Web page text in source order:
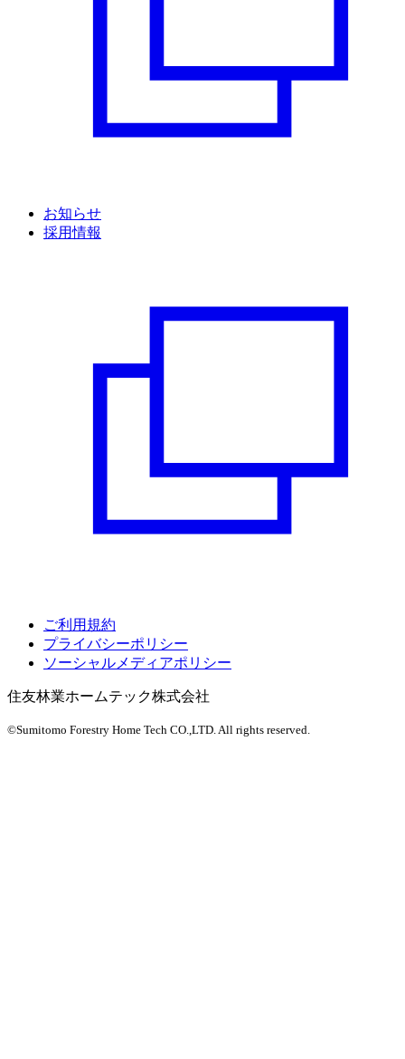
お知らせ
採用情報
ご利用規約
プライバシーポリシー
ソーシャルメディアポリシー
住友林業ホームテック株式会社
©Sumitomo Forestry Home Tech CO.,LTD. All rights reserved.